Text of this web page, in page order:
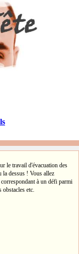
le travail d'évacuation des
la dessus ! Vous allez
à un défi parmi
etc.